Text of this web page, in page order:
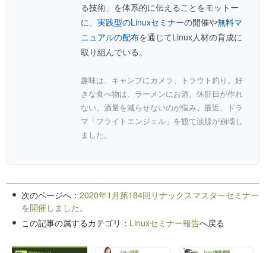
る技術」を体系的に伝えることをモットー
に、実践型のLinuxセミナーの開催や無料マ
ニュアルの配布を通じてLinux人材の育成に
取り組んでいる。
趣味は、キャンプにカメラ、トラウト釣り。好
きな食べ物は、ラーメンにお酒。休肝日が作れ
ない、酒量を減らせないのが悩み。最近、ドラ
マ「フライトエンジェル」を観て涙腺が崩壊し
ました。
次のページへ：2020年1月第184回リナックスマスターセミナー
を開催しました。
この記事の属するカテゴリ： Linuxセミナー報告へ戻る